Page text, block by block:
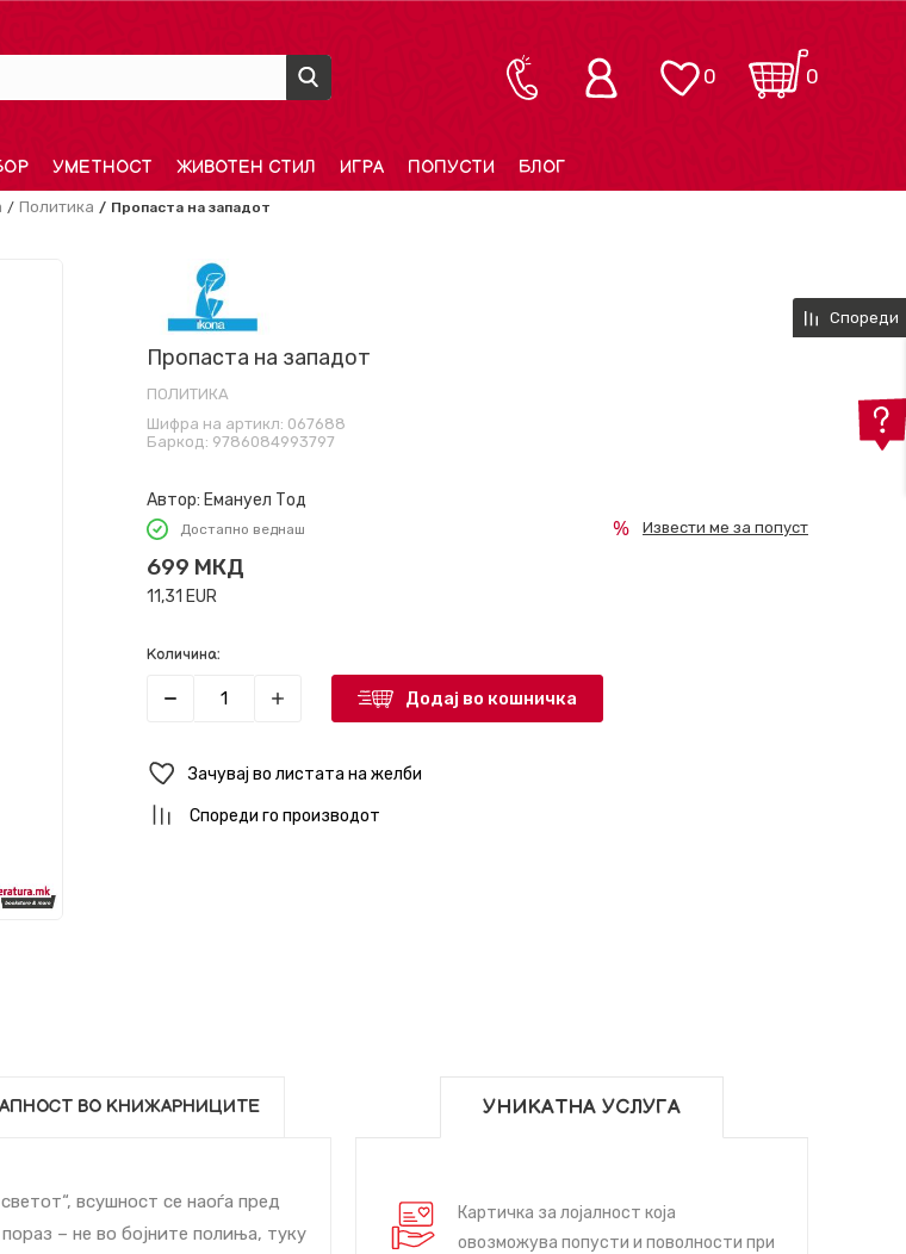
0
0
УМЕТНОСТ ЖИВОТЕН СТИЛ ИГРА ПОПУСТИ БЛОГ
Политика Пропаста на западот
Пропаста на западот
ПОЛИТИКА
Шифра на артикл: 067688
Баркод: 9786084993797
Автор: Емануел Тод
Достапно веднаш
699 МКД
11,31 EUR
Извести ме за попуст
Количина:
Додај во кошничка
Зачувај во листата на желби
Спореди го производот
ВО КНИЖАРНИЦИТЕ
всушност се наоѓа пред
– не во бојните полиња, туку
УНИКАТНА УСЛУГА
Картичка за лојалност која
овозможува попусти и поволности при
Спореди